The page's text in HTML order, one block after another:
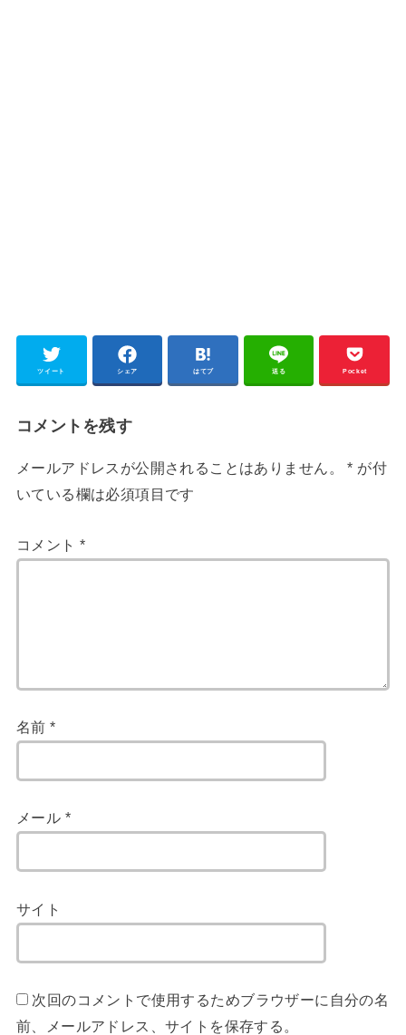
ツイート シェア はてブ 送る Pocket
コメントを残す
メールアドレスが公開されることはありません。 * が付
いている欄は必須項目です
コメント *
名前*
メール *
サイト
次回のコメントで使用するためブラウザーに自分の名
前、メールアドレス、サイトを保存する。